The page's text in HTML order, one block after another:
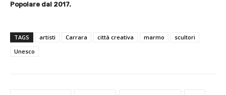
Popolare dal 2017.
TAGS artisti Carrara città creativa marmo
scultori
Unesco